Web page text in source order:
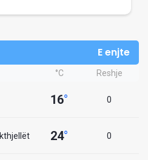
E enjte
°C Reshje
16° 0
24° 0